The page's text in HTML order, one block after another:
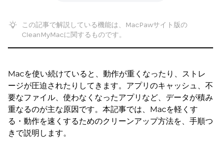
この記事で解説している機能は、MacPawサイト版の
CleanMyMacに関するものです。
Macを使い続けていると、動作が重くなったり、ストレ
ージが圧迫されたりしてきます。アプリのキャッシュ、不
要なファイル、使わなくなったアプリなど、データが積み
重なるのが主な原因です。本記事では、Macを軽くす
る・動作を速くするためのクリーンアップ方法を、手順つ
きで説明します。